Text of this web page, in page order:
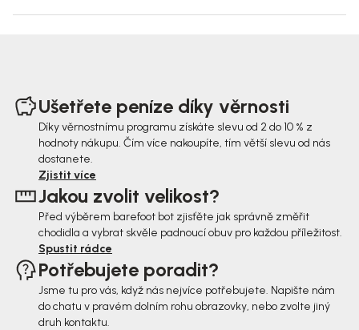
Ušetřete peníze díky věrnosti
Díky věrnostnímu programu získáte slevu od 2 do 10 % z
hodnoty nákupu. Čím více nakoupíte, tím větší slevu od nás
dostanete.
Zjistit více
Jakou zvolit velikost?
Před výběrem barefoot bot zjisťěte jak správně změřit
chodidla a vybrat skvěle padnoucí obuv pro každou příležitost.
Spustit rádce
Potřebujete poradit?
Jsme tu pro vás, když nás nejvíce potřebujete. Napište nám
do chatu v pravém dolním rohu obrazovky, nebo zvolte jiný
druh kontaktu.